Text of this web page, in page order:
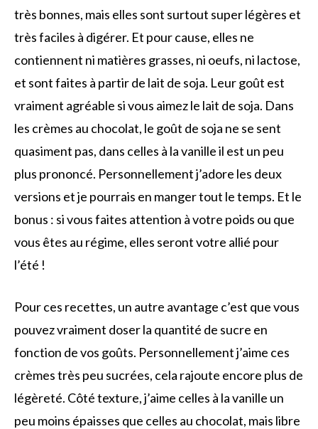
très bonnes, mais elles sont surtout super légères et
très faciles à digérer. Et pour cause, elles ne
contiennent ni matières grasses, ni oeufs, ni lactose,
et sont faites à partir de lait de soja. Leur goût est
vraiment agréable si vous aimez le lait de soja. Dans
les crèmes au chocolat, le goût de soja ne se sent
quasiment pas, dans celles à la vanille il est un peu
plus prononcé. Personnellement j’adore les deux
versions et je pourrais en manger tout le temps. Et le
bonus : si vous faites attention à votre poids ou que
vous êtes au régime, elles seront votre allié pour
l’été !
Pour ces recettes, un autre avantage c’est que vous
pouvez vraiment doser la quantité de sucre en
fonction de vos goûts. Personnellement j’aime ces
crèmes très peu sucrées, cela rajoute encore plus de
légèreté. Côté texture, j’aime celles à la vanille un
peu moins épaisses que celles au chocolat, mais libre